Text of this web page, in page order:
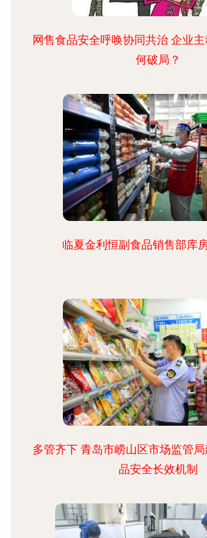
网售食品安全呼唤协同共治 企业
何破局？
临夏金利恒副食品销售部库
多管齐下 青岛市崂山区市场监管
品安全长效机制